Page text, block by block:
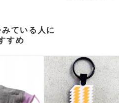
ている人に
すめ